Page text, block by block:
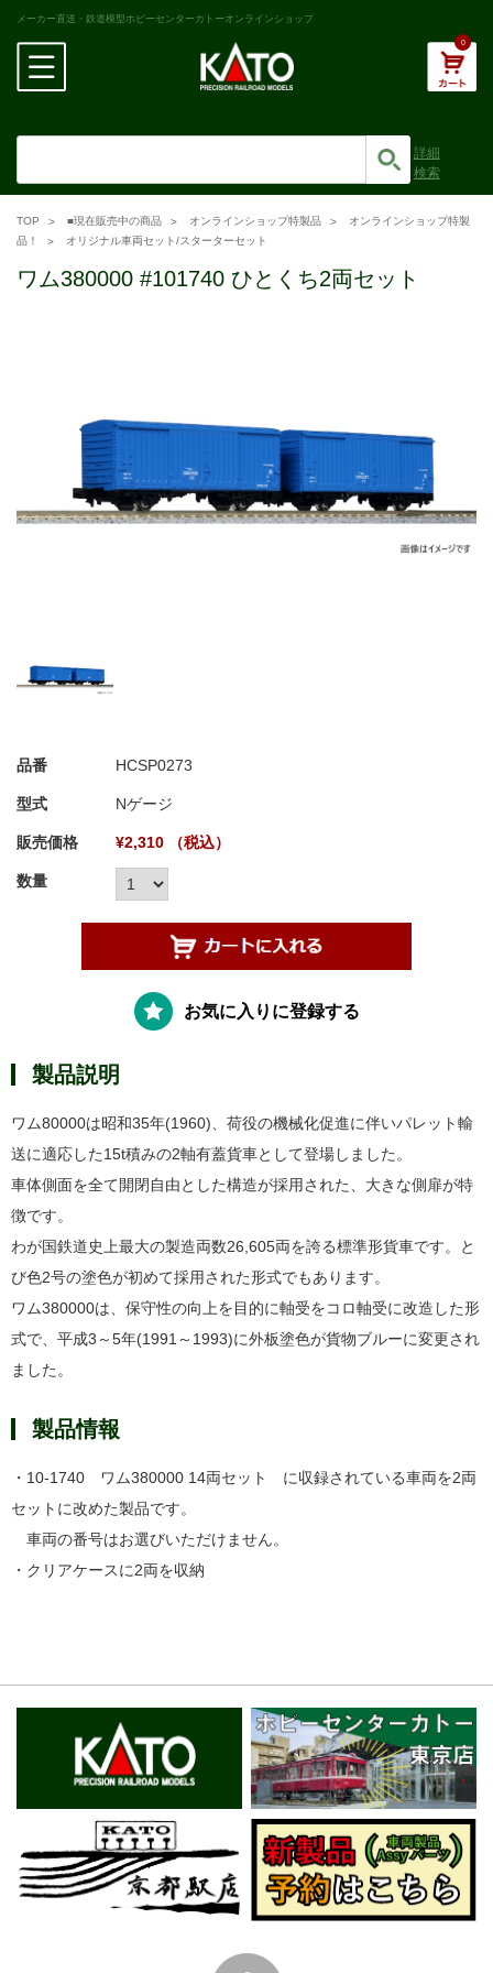
メーカー直送・鉄道模型ホビーセンターカトーオンラインショップ
0
詳細
検索
TOP ■現在販売中の商品 オンラインショップ特製品
オンラインショップ特製
品！
オリジナル車両セット/スターターセット
ワム380000 #101740 ひとくち2両セット
品番 HCSP0273
型式 Nゲージ
販売価格 ¥2,310 （税込）
数量
お気に入りに登録する
製品説明
ワム80000は昭和35年(1960)、荷役の機械化促進に伴いパレット輸
送に適応した15t積みの2軸有蓋貨車として登場しました。
車体側面を全て開閉自由とした構造が採用された、大きな側扉が特
徴です。
わが国鉄道史上最大の製造両数26,605両を誇る標準形貨車です。と
び色2号の塗色が初めて採用された形式でもあります。
ワム380000は、保守性の向上を目的に軸受をコロ軸受に改造した形
式で、平成3～5年(1991～1993)に外板塗色が貨物ブルーに変更され
ました。
製品情報
・10-1740 ワム380000 14両セット に収録されている車両を2両
セットに改めた製品です。
車両の番号はお選びいただけません。
・クリアケースに2両を収納